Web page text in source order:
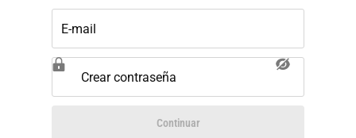
E-mail
Crear contraseña
Continuar